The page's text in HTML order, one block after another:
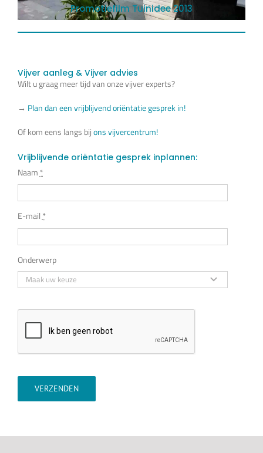
Promotiefilm Tuinidee 2013
Vijver aanleg & Vijver advies
Wilt u graag meer tijd van onze vijver experts?
→ Plan dan een vrijblijvend oriëntatie gesprek in!
Of kom eens langs bijons vijvercentrum!
Vrijblijvende oriëntatie gesprek inplannen:
Naam *
E-mail *
Onderwerp
VERZENDEN